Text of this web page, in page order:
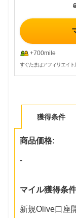
+700mile
すぐたまはアフィリエイ
獲得条件
商品価格:
-
マイル獲得条
新規Olive口座